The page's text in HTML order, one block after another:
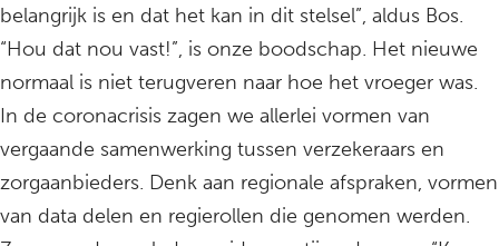
belangrijk is en dat het kan in dit stelsel”, aldus Bos.
“Hou dat nou vast!”, is onze boodschap. Het nieuwe
normaal is niet terugveren naar hoe het vroeger was.
In de coronacrisis zagen we allerlei vormen van
vergaande samenwerking tussen verzekeraars en
zorgaanbieders. Denk aan regionale afspraken, vormen
van data delen en regierollen die genomen werden.